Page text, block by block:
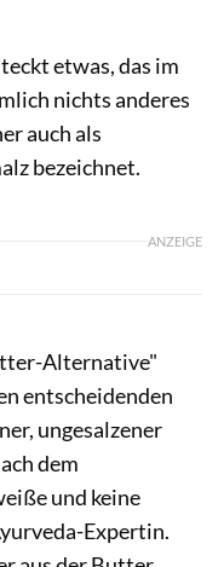
etwas, das im
nichts anderes
auch als
bezeichnet.
ANZEIGE
Alternative"
entscheidenden
ungesalzener
dem
und keine
Expertin.